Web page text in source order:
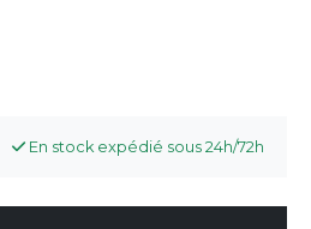
En stock expédié sous 24h/72h